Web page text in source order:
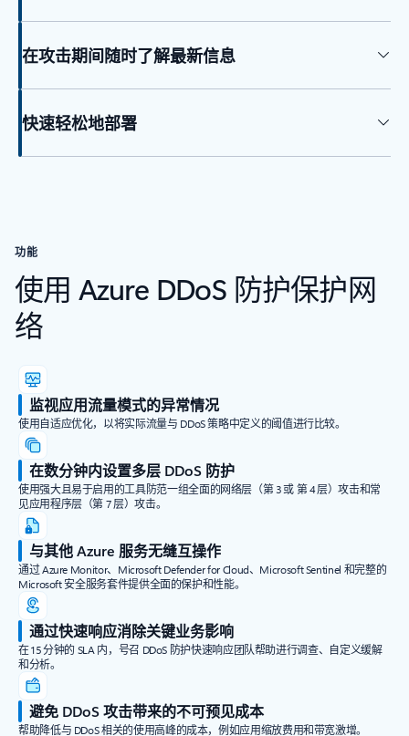
在攻击期间随时了解最新信息
快速轻松地部署
功能
使用 Azure DDoS 防护保护网
络
监视应用流量模式的异常情况
使用自适应优化，以将实际流量与 DDoS 策略中定义的阈值进行比较。
在数分钟内设置多层 DDoS 防护
使用强大且易于启用的工具防范一组全面的网络层（第 3 或 第 4 层）攻击和常
见应用程序层（第 7 层）攻击。
与其他 Azure 服务无缝互操作
通过 Azure Monitor、Microsoft Defender for Cloud、Microsoft Sentinel 和完整的
Microsoft 安全服务套件提供全面的保护和性能。
通过快速响应消除关键业务影响
在 15 分钟的 SLA 内，号召 DDoS 防护快速响应团队帮助进行调查、自定义缓解
和分析。
避免 DDoS 攻击带来的不可预见成本
帮助降低与 DDoS 相关的使用高峰的成本，例如应用缩放费用和带宽激增。